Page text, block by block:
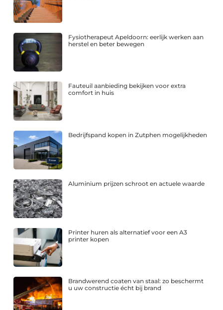
Fysiotherapeut Apeldoorn: eerlijk werken aan
herstel en beter bewegen
Fauteuil aanbieding bekijken voor extra
comfort in huis
Bedrijfspand kopen in Zutphen mogelijkheden
Aluminium prijzen schroot en actuele waarde
Printer huren als alternatief voor een A3
printer kopen
Brandwerend coaten van staal: zo beschermt
u uw constructie écht bij brand